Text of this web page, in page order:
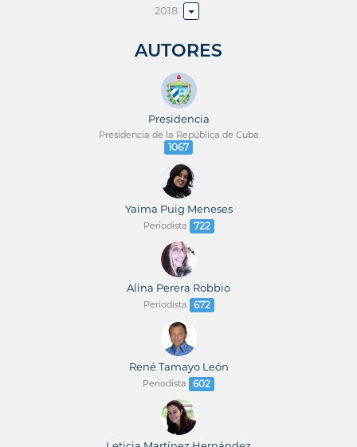
2018
AUTORES
Presidencia
Presidencia de la República de Cuba
1067
Yaima Puig Meneses
Periodista 722
Alina Perera Robbio
Periodista 672
René Tamayo León
Periodista 602